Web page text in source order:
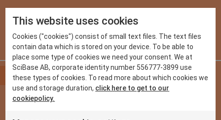
INVESTOREN
This website uses cookies
Cookies ("cookies") consist of small text files. The text files
contain data which is stored on your device. To be able to
place some type of cookies we need your consent. We at
SciBase AB, corporate identity number 556777-3899 use
these types of cookies. To read more about which cookies we
use and storage duration, click here to get to our
cookiepolicy.